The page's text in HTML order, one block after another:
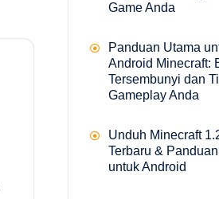
Game Anda
Panduan Utama
Android Minecraft:
Tersembunyi dan
Gameplay Anda
Unduh Minecraft
Terbaru &
untuk Android